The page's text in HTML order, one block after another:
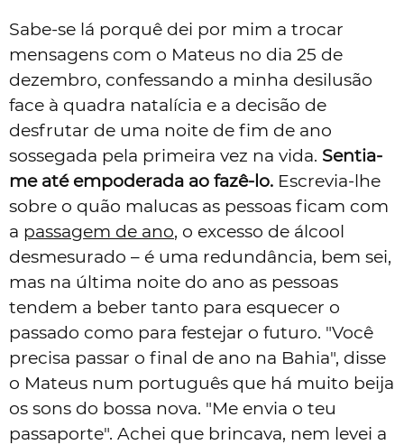
Sabe-se lá porquê dei por mim a trocar
mensagens com o Mateus no dia 25 de
dezembro, confessando a minha desilusão
face à quadra natalícia e a decisão de
desfrutar de uma noite de fim de ano
sossegada pela primeira vez na vida. Sentia-
me até empoderada ao fazê-lo. Escrevia-lhe
sobre o quão malucas as pessoas ficam com
a passagem de ano, o excesso de álcool
desmesurado – é uma redundância, bem sei,
mas na última noite do ano as pessoas
tendem a beber tanto para esquecer o
passado como para festejar o futuro. "Você
precisa passar o final de ano na Bahia", disse
o Mateus num português que há muito beija
os sons do bossa nova. "Me envia o teu
passaporte". Achei que brincava, nem levei a